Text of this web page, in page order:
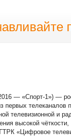
— «Спорт-1») —
первых телеканалов
телевизионной и
высокой
«Цифровое